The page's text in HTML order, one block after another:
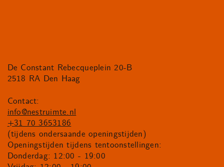
De Constant Rebecqueplein 20-B
2518 RA Den Haag
Contact:
info@nestruimte.nl
+31 70 3653186
(tijdens ondersaande openingstijden)
Openingstijden tijdens tentoonstellingen:
Donderdag: 12:00 - 19:00